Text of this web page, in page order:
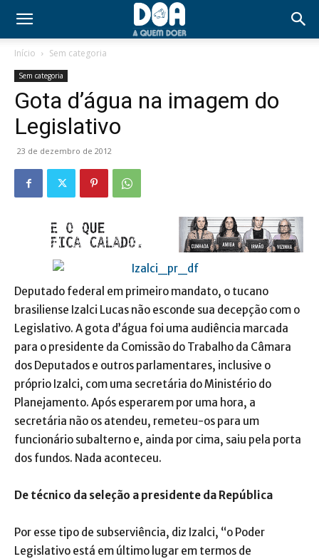
Início Sem categoria
Sem categoria
Gota d’água na imagem do
Legislativo
23 de dezembro de 2012
Deputado federal em primeiro mandato, o tucano
brasiliense Izalci Lucas não esconde sua decepção com o
Legislativo. A gota d’água foi uma audiência marcada
para o presidente da Comissão do Trabalho da Câmara
dos Deputados e outros parlamentares, inclusive o
próprio Izalci, com uma secretária do Ministério do
Planejamento. Após esperarem por uma hora, a
secretária não os atendeu, remeteu-os para um
funcionário subalterno e, ainda por cima, saiu pela porta
dos fundos. Nada aconteceu.
De técnico da seleção a presidente da República
Por esse tipo de subserviência, diz Izalci, “o Poder
Legislativo está em último lugar em termos de